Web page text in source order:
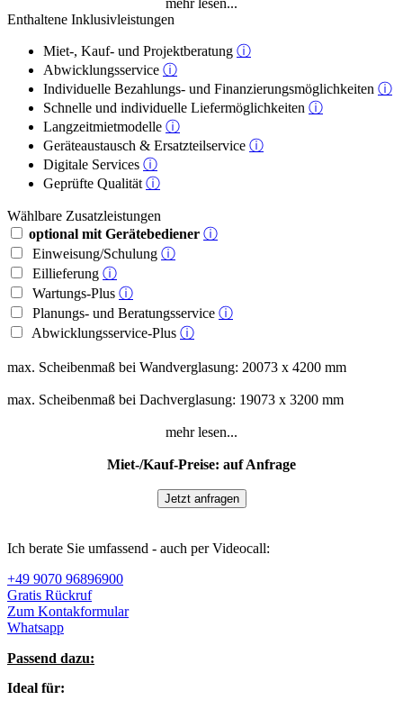
Enthaltene Inklusivleistungen
Miet-, Kauf- und Projektberatung ⓘ
Abwicklungsservice ⓘ
Individuelle Bezahlungs- und Finanzierungsmöglichkeiten ⓘ
Schnelle und individuelle Liefermöglichkeiten ⓘ
Langzeitmietmodelle ⓘ
Geräteaustausch & Ersatzteilservice ⓘ
Digitale Services ⓘ
Geprüfte Qualität ⓘ
Wählbare Zusatzleistungen
optional mit Gerätebediener ⓘ
Einweisung/Schulung ⓘ
Eillieferung ⓘ
Wartungs-Plus ⓘ
Planungs- und Beratungsservice ⓘ
Abwicklungsservice-Plus ⓘ
max. Scheibenmaß bei Wandverglasung: 20073 x 4200 mm
max. Scheibenmaß bei Dachverglasung: 19073 x 3200 mm
mehr lesen...
Miet-/Kauf-Preise: auf Anfrage
Jetzt anfragen
Ich berate Sie umfassend - auch per Videocall:
+49 9070 96896900
Gratis Rückruf
Zum Kontakformular
Whatsapp
Passend dazu:
Ideal für: